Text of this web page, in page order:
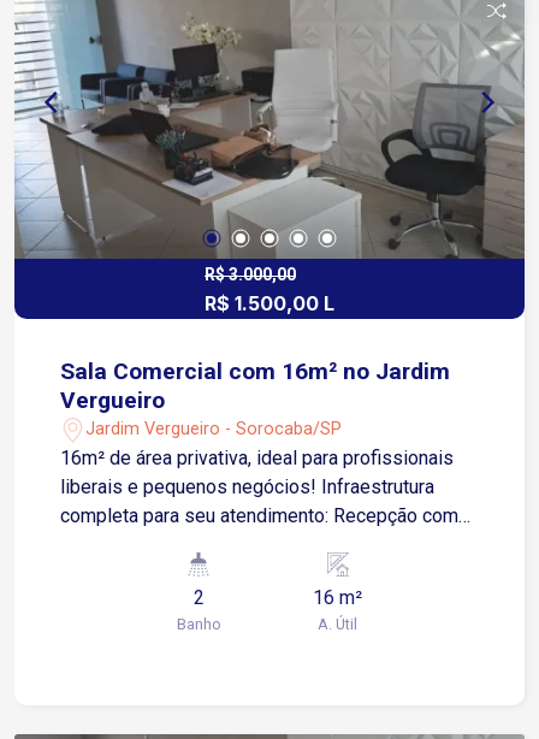
impulsionar seu negócio!
R$ 3.000,00
R$ 1.500,00 L
Sala Comercial com 16m² no Jardim
Vergueiro
Jardim Vergueiro - Sorocaba/SP
16m² de área privativa, ideal para profissionais
liberais e pequenos negócios! Infraestrutura
completa para seu atendimento: Recepção com
uso comum 3 vagas rotativas para maior
comodidade dos clientes Água e luz inclusas no
valor da locação Localização estratégica: A
2
Banho
16 m²
A. Útil